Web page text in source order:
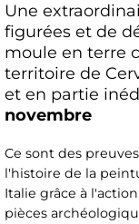
Une
figurées et de
moule en terre
territoire de
et en partie
novembre
Ce sont des
l'histoire de la
Italie grâce à
pièces